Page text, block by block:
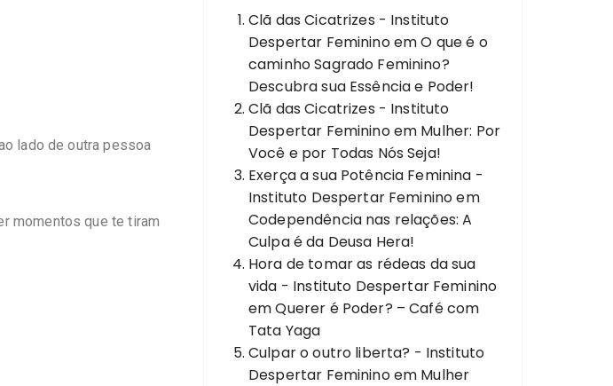
lado de outra pessoa
momentos que te tiram
Clã das Cicatrizes - Instituto
Despertar FemininoemO que é o
caminho Sagrado Feminino?
Descubra sua Essência e Poder!
Clã das Cicatrizes - Instituto
Despertar Femininoem Mulher: Por
Você e por Todas Nós Seja!
Exerça a sua Potência Feminina -
Instituto Despertar Femininoem
Codependência nas relações: A
Culpa é da Deusa Hera!
Hora de tomar as rédeas da sua
vida - Instituto Despertar Feminino
emQuerer é Poder? – Café com
Tata Yaga
Culpar o outro liberta? - Instituto
Despertar Femininoem Mulher